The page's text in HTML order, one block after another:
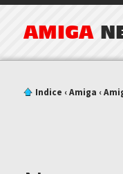
AMIGA
Indice ‹Amiga ‹